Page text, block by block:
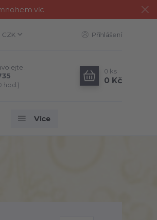
víc
CZK Přihlášení
hod.)
0 ks
0 Kč
Více